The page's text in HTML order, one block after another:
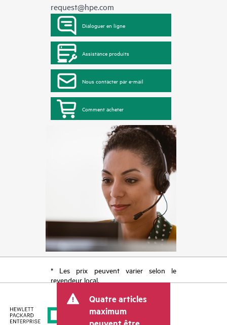
request@hpe.com
Dialoguer en ligne
Assistance produits
Nous contacter par e-mail
Comment acheter
* Les prix peuvent varier selon le
revendeur local.
Quatre articles
maximum